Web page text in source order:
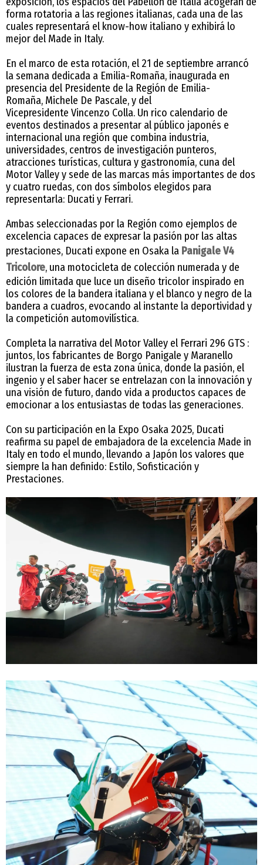
forma rotatoria a las regiones italianas, cada una de las
cuales representará el know-how italiano y exhibirá lo
mejor del Made in Italy.
En el marco de esta rotación, el 21 de septiembre arrancó
la semana dedicada a Emilia-Romaña, inaugurada en
presencia del Presidente de la Región de Emilia-
Romaña, Michele De Pascale, y del
Vicepresidente Vincenzo Colla. Un rico calendario de
eventos destinados a presentar al público japonés e
internacional una región que combina industria,
universidades, centros de investigación punteros,
atracciones turísticas, cultura y gastronomía, cuna del
Motor Valley y sede de las marcas más importantes de dos
y cuatro ruedas, con dos símbolos elegidos para
representarla: Ducati y Ferrari.
Ambas seleccionadas por la Región como ejemplos de
excelencia capaces de expresar la pasión por las altas
prestaciones, Ducati expone en Osaka la Panigale V4
Tricolore, una motocicleta de colección numerada y de
edición limitada que luce un diseño tricolor inspirado en
los colores de la bandera italiana y el blanco y negro de la
bandera a cuadros, evocando al instante la deportividad y
la competición automovilística.
Completa la narrativa del Motor Valley el Ferrari 296 GTS :
juntos, los fabricantes de Borgo Panigale y Maranello
ilustran la fuerza de esta zona única, donde la pasión, el
ingenio y el saber hacer se entrelazan con la innovación y
una visión de futuro, dando vida a productos capaces de
emocionar a los entusiastas de todas las generaciones.
Con su participación en la Expo Osaka 2025, Ducati
reafirma su papel de embajadora de la excelencia Made in
Italy en todo el mundo, llevando a Japón los valores que
siempre la han definido: Estilo, Sofisticación y
Prestaciones.